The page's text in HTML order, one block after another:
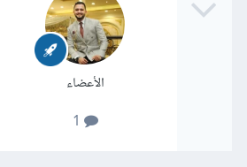
الأعضاء